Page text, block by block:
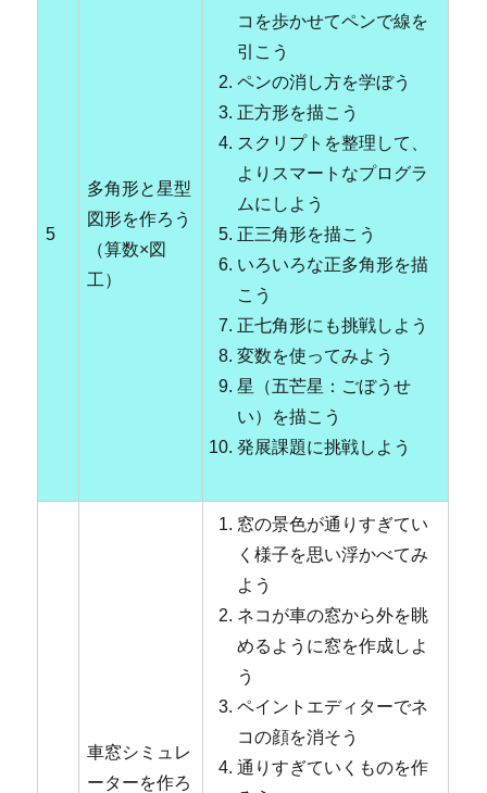
5
多角形と星型
図形を作ろう
（算数×図
工）
コを歩かせてペンで線を
引こう
ペンの消し方を学ぼう
正方形を描こう
スクリプトを整理して、
よりスマートなプログラ
ムにしよう
正三角形を描こう
いろいろな正多角形を描
こう
正七角形にも挑戦しよう
変数を使ってみよう
星（五芒星：ごぼうせ
い）を描こう
発展課題に挑戦しよう
車窓シミュレ
ーターを作ろ
窓の景色が通りすぎてい
く様子を思い浮かべてみ
よう
ネコが車の窓から外を眺
めるように窓を作成しよ
う
ペイントエディターでネ
コの顔を消そう
通りすぎていくものを作